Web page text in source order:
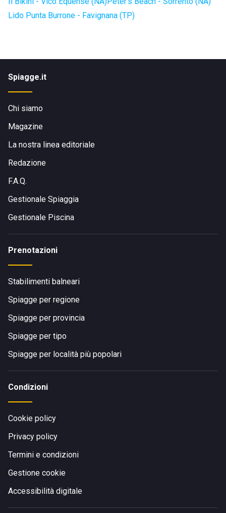
Lido Punta Burrone - Favignana (TP)
Spiagge.it
Chi siamo
Magazine
La nostra linea editoriale
Redazione
F.A.Q.
Gestionale Spiaggia
Gestionale Piscina
Prenotazioni
Stabilimenti balneari
Spiagge per regione
Spiagge per provincia
Spiagge per tipo
Spiagge per località più popolari
Condizioni
Cookie policy
Privacy policy
Termini e condizioni
Gestione cookie
Accessibilità digitale